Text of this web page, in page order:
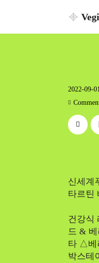
2022-09-01
신세계
타르틴
건강식
드 &
타 △베
박스테